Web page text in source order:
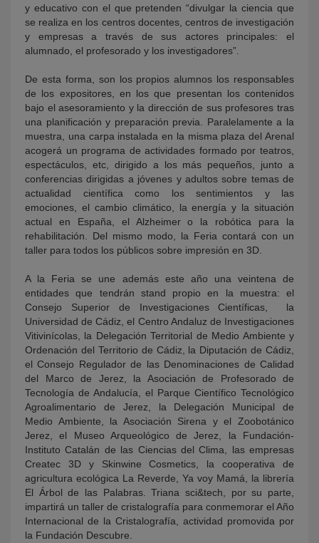
y educativo con el que pretenden “divulgar la ciencia que
se realiza en los centros docentes, centros de investigación
y empresas a través de sus actores principales: el
alumnado, el profesorado y los investigadores”.
De esta forma, son los propios alumnos los responsables
de los expositores, en los que presentan los contenidos
bajo el asesoramiento y la dirección de sus profesores tras
una planificación y preparación previa. Paralelamente a la
muestra, una carpa instalada en la misma plaza del Arenal
acogerá un programa de actividades formado por teatros,
espectáculos, etc, dirigido a los más pequeños, junto a
conferencias dirigidas a jóvenes y adultos sobre temas de
actualidad científica como los sentimientos y las
emociones, el cambio climático, la energía y la situación
actual en España, el Alzheimer o la robótica para la
rehabilitación. Del mismo modo, la Feria contará con un
taller para todos los públicos sobre impresión en 3D.
A la Feria se une además este año una veintena de
entidades que tendrán stand propio en la muestra: el
Consejo Superior de Investigaciones Científicas, la
Universidad de Cádiz, el Centro Andaluz de Investigaciones
Vitivinícolas, la Delegación Territorial de Medio Ambiente y
Ordenación del Territorio de Cádiz, la Diputación de Cádiz,
el Consejo Regulador de las Denominaciones de Calidad
del Marco de Jerez, la Asociación de Profesorado de
Tecnología de Andalucía, el Parque Científico Tecnológico
Agroalimentario de Jerez, la Delegación Municipal de
Medio Ambiente, la Asociación Sirena y el Zoobotánico
Jerez, el Museo Arqueológico de Jerez, la Fundación-
Instituto Catalán de las Ciencias del Clima, las empresas
Createc 3D y Skinwine Cosmetics, la cooperativa de
agricultura ecológica La Reverde, Ya voy Mamá, la librería
El Árbol de las Palabras. Triana sci&tech, por su parte,
impartirá un taller de cristalografía para conmemorar el Año
Internacional de la Cristalografía, actividad promovida por
la Fundación Descubre.